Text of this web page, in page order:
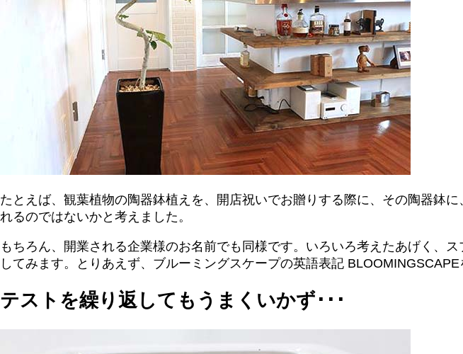
たとえば、観葉植物の陶器鉢植えを、開店祝いでお贈りする際に、その陶器鉢
れるのではないかと考えました。
もちろん、開業される企業様のお名前でも同様です。いろいろ考えたあげく、
してみます。とりあえず、ブルーミングスケープの英語表記 BLOOMINGSCAPE
テストを繰り返してもうまくいかず･･･